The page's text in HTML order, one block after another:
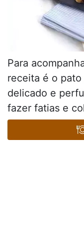
Para
receita é o
delicado e
fazer fatias e